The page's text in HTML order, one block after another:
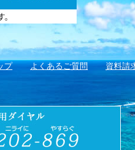
プ よくあるご質問
資料請